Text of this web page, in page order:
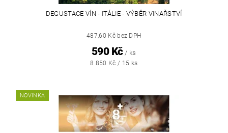
DEGUSTACE VÍN - ITÁLIE - VÝBĚR VINAŘSTVÍ
487,60 Kč bez DPH
590 Kč / ks
8 850 Kč / 15 ks
NOVINKA